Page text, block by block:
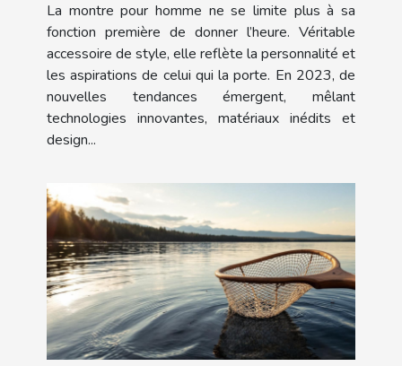
La montre pour homme ne se limite plus à sa
fonction première de donner l’heure. Véritable
accessoire de style, elle reflète la personnalité et
les aspirations de celui qui la porte. En 2023, de
nouvelles tendances émergent, mêlant
technologies innovantes, matériaux inédits et
design...